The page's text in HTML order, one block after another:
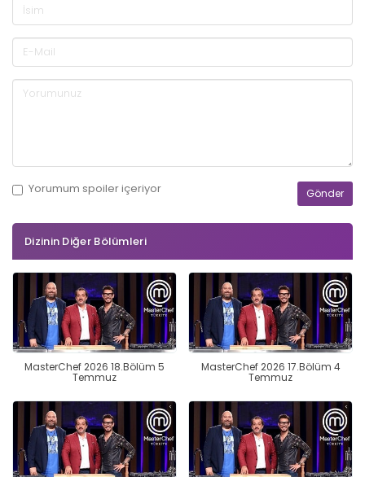
Yorumum spoileriçeriyor
Dizinin Diğer Bölümleri
MasterChef 2026 18.Bölüm 5
Temmuz
MasterChef 2026 17.Bölüm 4
Temmuz